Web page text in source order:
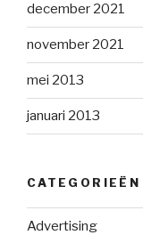
december 2021
november 2021
mei 2013
januari 2013
CATEGORIEËN
Advertising